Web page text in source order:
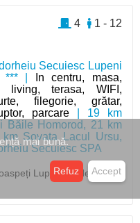
Secuiesc Lupeni
*** |
In centru, masa,
living, terasa, WIFI,
filegorie, grătar,
parcare | 19 km
Băile Homorod, 21 km
km Sovata Lacul Ursu,
Secuiesc SPA
Lupeni,Județul
1 - 12
4
mai bună.
Refuz Accept